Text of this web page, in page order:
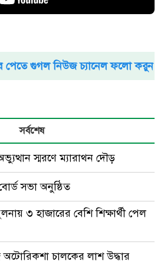
পেতে গুগল নিউজ চ্যানেল ফলো করুন
সর্বশেষ
স্মরণে ম্যারাথন দৌড়
সভা অনুষ্ঠিত
৩ হাজারের বেশি শিক্ষার্থী পেল
অটোরিকশা চালকের লাশ উদ্ধার